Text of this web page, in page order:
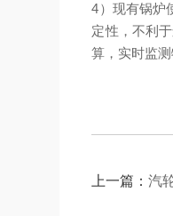
4）现有锅炉
定性，不利
算，实时监
上一篇：汽